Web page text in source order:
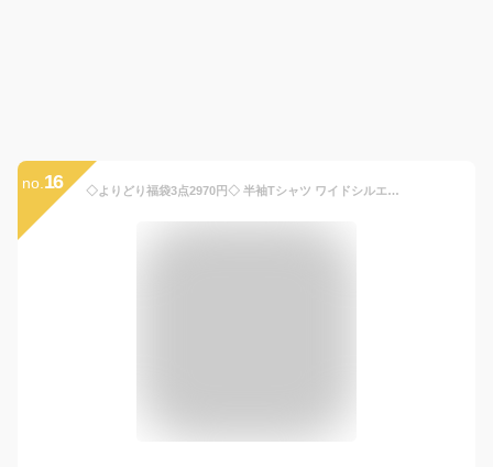
no. 16 ◇よりどり福袋3点2970円◇ 半袖Tシャツ ワイドシルエット 袖ロールアップ クロップド丈 フラワー刺しゅう ロゴ 接触冷感 UVカット 女の子 キッズ ジュニア 夏 綿100% ショート丈 トップス 子供 子供服 ダンス衣装 LOVE POWERS ラブパワーズ 130 140 150 160 水色 752007